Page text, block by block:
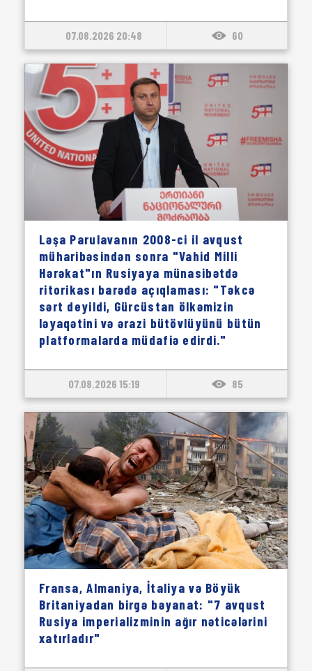
07.08.2026 20:48 60
Ləşa Parulavanın 2008-ci il avqust
müharibəsindən sonra "Vahid Milli
Hərəkat"ın Rusiyaya münasibətdə
ritorikası barədə açıqlaması: "Təkcə
sərt deyildi, Gürcüstan ölkəmizin
ləyaqətini və ərazi bütövlüyünü bütün
platformalarda müdafiə edirdi."
07.08.2026 15:19 85
Fransa, Almaniya, İtaliya və Böyük
Britaniyadan birgə bəyanat: "7 avqust
Rusiya imperializminin ağır nəticələrini
xatırladır"